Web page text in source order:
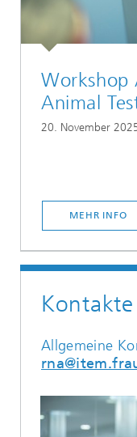
Workshop
Animal
20. November
MEHR INFO
Kontakte
Allgemeine